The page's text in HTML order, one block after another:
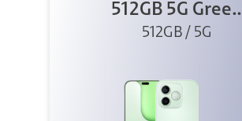
512GB 5G Green
+ 45W
512GB / 5G